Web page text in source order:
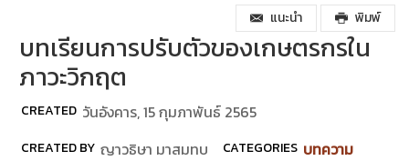
แนะนำ พิมพ์
บทเรียนการปรับตัวของเกษตรกรใน
ภาวะวิกฤต
CREATED วันอังคาร, 15 กุมภาพันธ์ 2565
CREATED BY ญาวธิษา มาสมทบ CATEGORIES บทความ